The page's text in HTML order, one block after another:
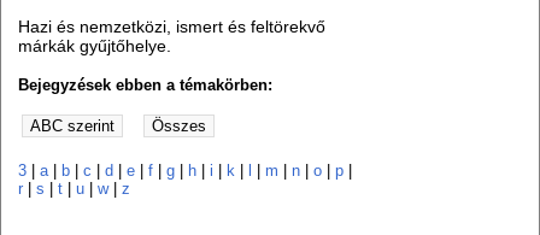
Hazi és nemzetközi, ismert és feltörekvő
márkák gyűjtőhelye.
Bejegyzések ebben a témakörben:
3 |a| b |c |d |e |f |g h |i k |m |n |o |p
r |s |t |u |w|z